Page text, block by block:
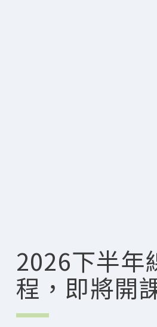
2026下半年
程，即將開